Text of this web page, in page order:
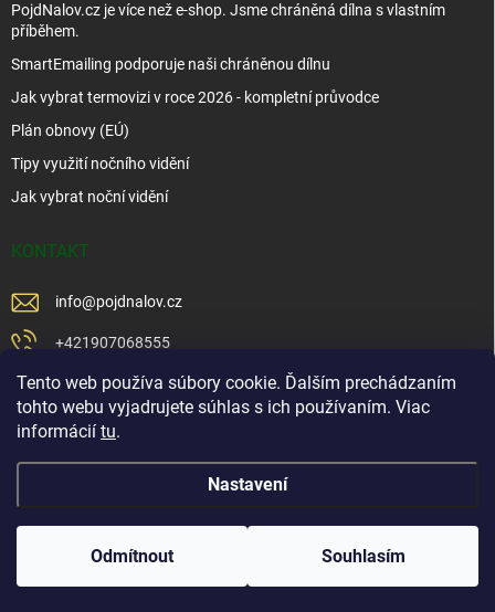
Tento web používa súbory cookie. Ďalším prechádzaním
tohto webu vyjadrujete súhlas s ich používaním. Viac
informácií tu.
Nastavení
Odmítnout Souhlasím
PojdNalov.cz je více než e-shop. Jsme chráněná dílna s vlastním
příběhem.
SmartEmailing podporuje naši chráněnou dílnu
Jak vybrat termovizi v roce 2026 - kompletní průvodce
Plán obnovy (EÚ)
Tipy využití nočního vidění
Jak vybrat noční vidění
KONTAKT
info@pojdnalov.cz
+421907068555
+421902479599
https://www.facebook.com/www.podnalov.sk
podnalov
Vytvořil Shoptet
Copyright 2026 . Všechna práva vyhrazena.